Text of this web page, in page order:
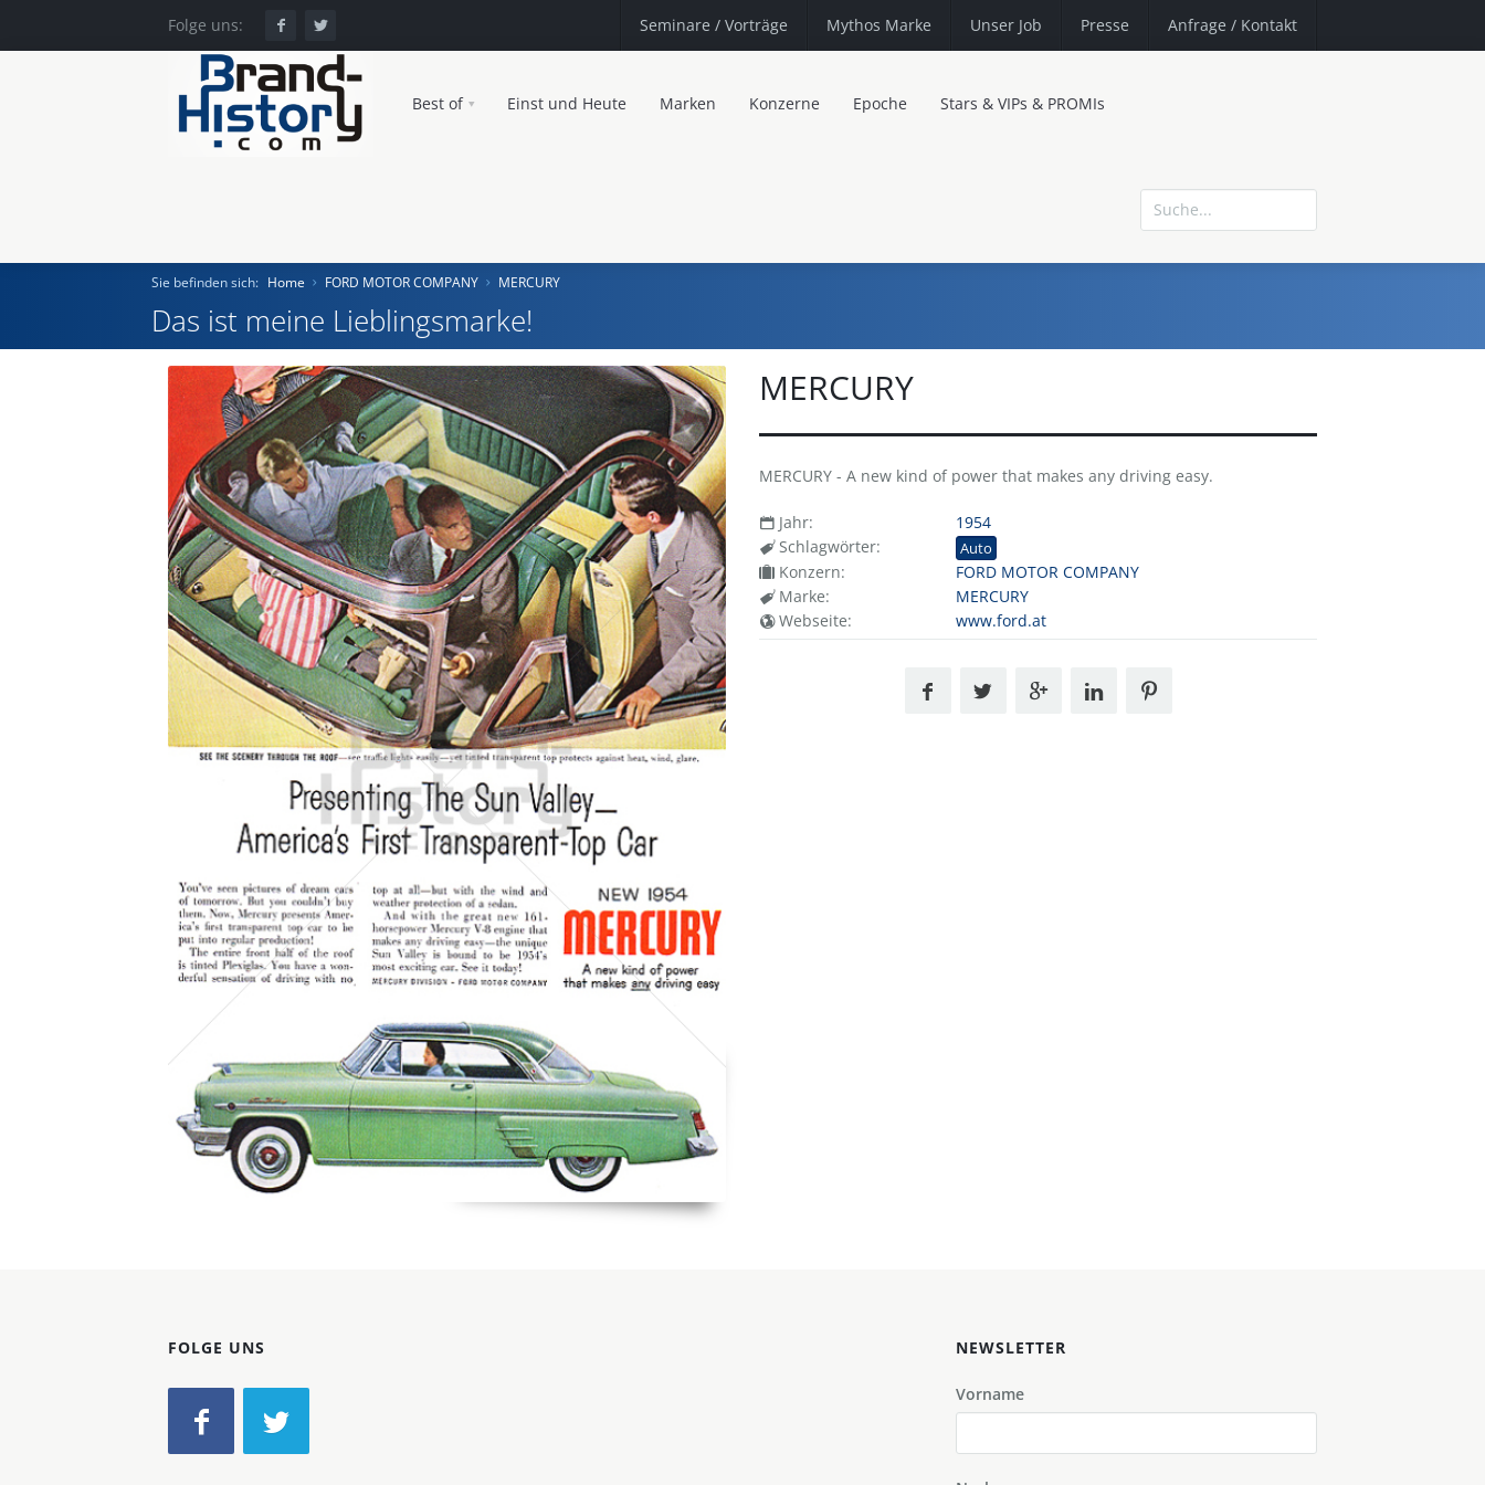
Folge uns: Seminare / Vorträge Mythos Marke Unser Job Presse Anfrage / Kontakt
Best of Einst und Heute Marken Konzerne Epoche Stars & VIPs & PROMIs
Home
Einst und Heute
Marken
Konzerne
Epoche
Sie befinden sich: Home FORD MOTOR COMPANY MERCURY
Das ist meine Lieblingsmarke!
MERCURY
MERCURY - A new kind of power that makes any driving easy.
Jahr:
1954
Schlagwörter:
Auto
Konzern:
FORD MOTOR COMPANY
Marke:
MERCURY
Webseite:
www.ford.at
FOLGE UNS NEWSLETTER
Vorname